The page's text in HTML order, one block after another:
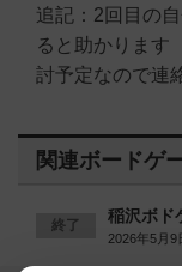
追記：2回目の
ると助かります
討予定なので連
関連ボードゲ
終了 稲沢ボド
2026年5月9